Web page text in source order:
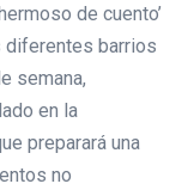
de cuento’
diferentes barrios
semana,
en la
preparará una
no